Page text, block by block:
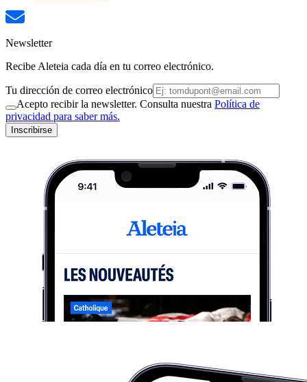
Newsletter
Recibe Aleteia cada día en tu correo electrónico.
Tu dirección de correo electrónico
Acepto recibir la newsletter. Consulta nuestra Política de
privacidad para saber más.
Inscribirse